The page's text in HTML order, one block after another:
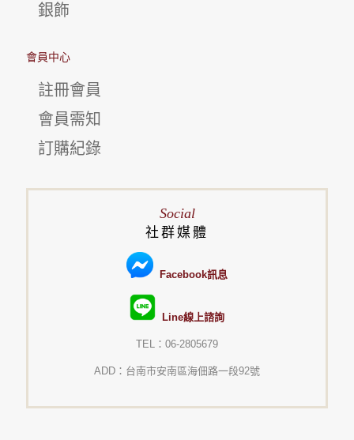
銀飾
會員中心
註冊會員
會員需知
訂購紀錄
Social
社群媒體
Facebook訊息
Line線上諮詢
TEL：06-2805679
ADD：台南市安南區海佃路一段92號